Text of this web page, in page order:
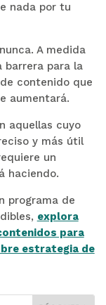
nada por tu
A medida
barrera para la
contenido que
aumentará.
aquellas cuyo
y más útil
un
haciendo.
programa de
explora
para
estrategia de